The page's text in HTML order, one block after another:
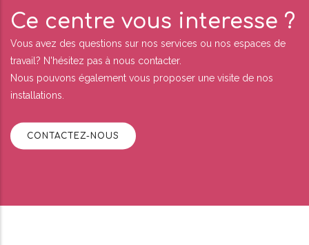
Ce centre vous interesse ?
Vous avez des questions sur nos services ou nos espaces de
travail? N'hésitez pas à nous contacter.
Nous pouvons également vous proposer une visite de nos
installations.
CONTACTEZ-NOUS